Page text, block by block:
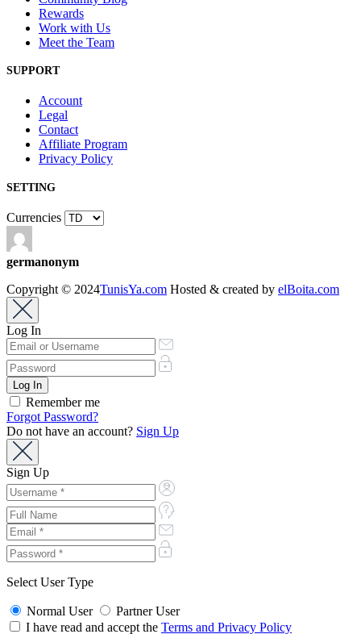
Rewards
Work with Us
Meet the Team
SUPPORT
Account
Legal
Contact
Affiliate Program
Privacy Policy
SETTING
Currencies
germanonym
Copyright © 2024TunisYa.com Hosted & created by elBoita.com
Log In
Remember me
Forgot Password?
Do not have an account? Sign Up
Sign Up
Select User Type
Normal User
Partner User
I have read and accept the Terms and Privacy Policy